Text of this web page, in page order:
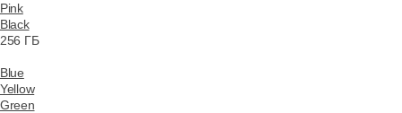
Pink
Black
256 ГБ
Blue
Yellow
Green